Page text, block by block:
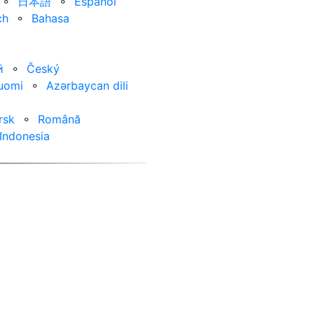
⚬ Bahasa
⚬
Český
⚬ Azərbaycan dili
⚬
Română